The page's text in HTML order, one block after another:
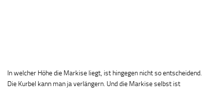
In welcher Höhe die Markise liegt, ist hingegen nicht so entscheidend.
Die Kurbel kann man ja verlängern. Und die Markise selbst ist